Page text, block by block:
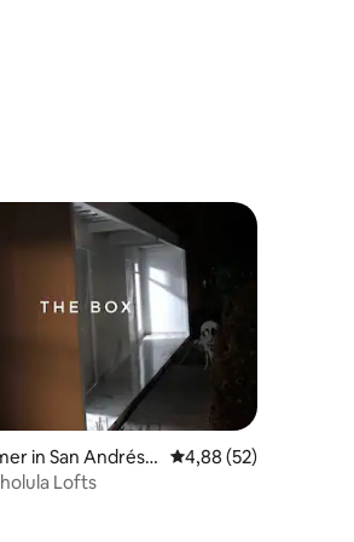
in San Andrés
Durchschnittliche
4,88 (52)
Lofts